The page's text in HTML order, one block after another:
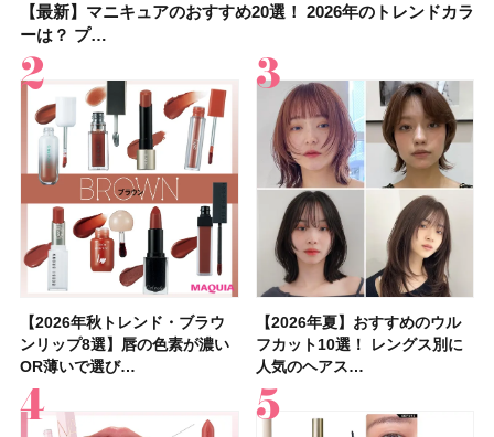
【最新】マニキュアのおすすめ20選！ 2026年のトレンドカラ
ーは？ プ…
【2026年秋トレンド・ブラウ
ンリップ8選】唇の色素が濃い
OR薄いで選び…
【2026年夏】おすすめのウル
フカット10選！ レングス別に
人気のヘアス…
大野真理子さんのリピ買い「ブライトニング」14選！ 透明肌
の秘訣を公開
【石井美保さん】おすすめの
「ブライトニング」11選！ ス
キンケアからサプ…
【上田竜也さんのマイベストコ
スメ５選】大人になって開眼し
たからこそ愛が深…
【最新】マニキュアのおすすめ20選！ 2026年のトレンドカラ
ーは？ プ…
【2026年秋トレンド・ブラウ
ンリップ8選】唇の色素が濃い
OR薄いで選び…
【2026年新作】大人の「ピン
クリップ」おすすめ8選！ 唇の
色別にプロが…
【2026夏】「香水・フレグランス」ランキングTOP5！＜美
容マニア・マ…
【2026年】ボディ用日焼け止
めUVのおすすめ20選！ この夏
注目の人気…
【クリスマスコフレ2026】
HACCIのホリデーギフトが豪華
すぎると話題…
【板野友美さんの美活】「実はうねりやすいクセ毛なんで
す」美しいロングヘア…
【簡単・夏バテ防止レシピ12
選】食欲がない日にもおすす
め！ さっぱりご飯…
【美容系・伊能忠敬界隈】上西
星来さんは5年間1日1万歩を継
続！ 歩くとき…
【2026年夏】40代におすすめの髪型30選！ 若く見える・手
入れが楽な…
【2026年夏】おすすめのウル
フカット10選！ レングス別に
人気のヘアス…
【2026年夏】おすすめの髪型
36選！ショート・ボブ・ミディ
アム・ロング…
【フォロー＆いいねで当たる】中国割烹旅館 掬水亭の宿泊券
を1組2名様にプ…
【鈴木えみさんの愛用品30選】
コスメ・スキンケア・ヘアケア
etc.お気に…
【橋本環奈さんの美容Q&A】
顔用コスメで全身ケア！「お尻
や脚も喜んでくれ…
【セザンヌ】「ブライトカラーシーラー」新色グリーンが8/7
に発売｜既存色…
【セザンヌ】8/7新色追加！
「ウォータリーティントリップ
」10モモピュ…
【スック2026新作】秋コレク
ションを全品スウォッチ&イエ
ベブルベ分け！